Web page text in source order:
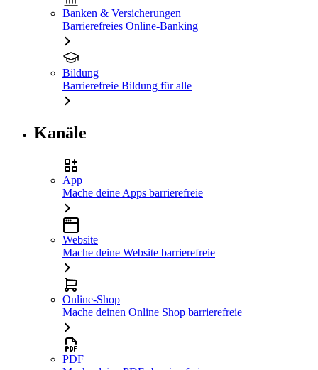
Banken & Versicherungen
Barrierefreies Online-Banking
Bildung
Barrierefreie Bildung für alle
Kanäle
App
Mache deine Apps barrierefreie
Website
Mache deine Website barrierefreie
Online-Shop
Mache deinen Online Shop barrierefreie
PDF